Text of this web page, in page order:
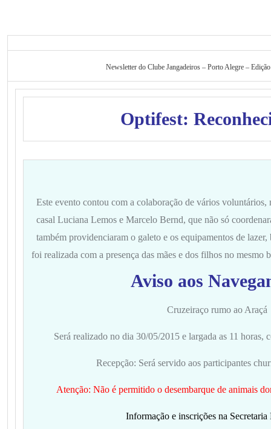
Newsletter do Clube Jangadeiros – Porto Alegre –
Optifest:
Este evento contou com a colaboração de vários voluntários,
casal Luciana Lemos e Marcelo Bernd, que não só
também providenciaram o galeto e os equipamentos de
foi realizada com a presença das mães e dos filhos no mesmo
Aviso aos
Cruzeiraço rumo ao Araçá
Será realizado no dia 30/05/2015 e largada as 11 horas,
Recepção: Será servido aos participantes
Atenção: Não é permitido o desembarque de animais
Informação e inscrições na